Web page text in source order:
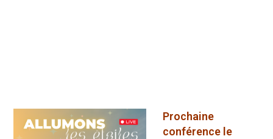
Prochaine
conférence le